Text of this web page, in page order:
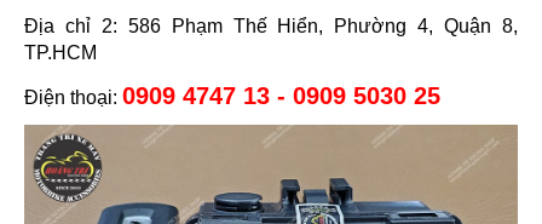
Địa chỉ 2: 586 Phạm Thế Hiển, Phường 4, Quận 8,
TP.HCM
Điện thoại: 0909 4747 13 - 0909 5030 25